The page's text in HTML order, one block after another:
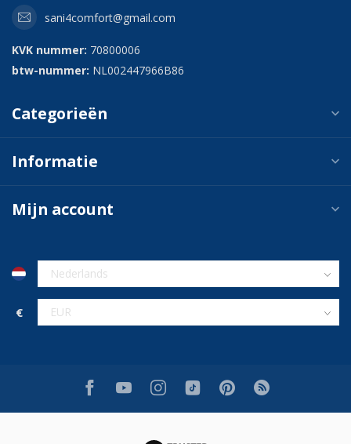
sani4comfort@gmail.com
KVK nummer: 70800006
btw-nummer: NL002447966B86
Categorieën
Informatie
Mijn account
€